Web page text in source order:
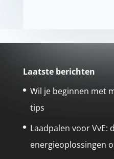
Laatste berichten
Wil je beginnen met
tips
Laadpalen voor VvE:
energieoplossingen